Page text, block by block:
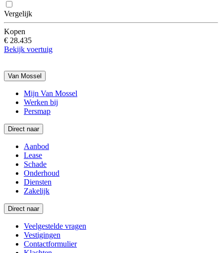
Vergelijk
Kopen
€ 28.435
Bekijk voertuig
Van Mossel
Mijn Van Mossel
Werken bij
Persmap
Direct naar
Aanbod
Lease
Schade
Onderhoud
Diensten
Zakelijk
Direct naar
Veelgestelde vragen
Vestigingen
Contactformulier